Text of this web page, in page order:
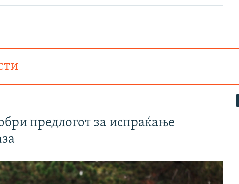
предлогот за испраќање